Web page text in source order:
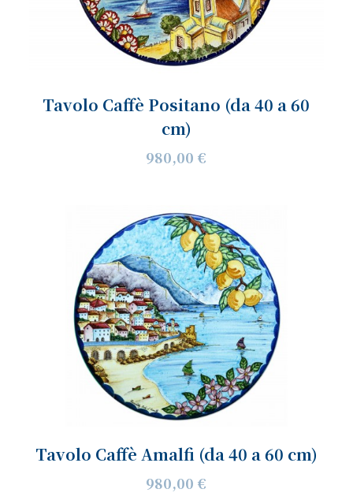
Tavolo Caffè Positano (da 40 a 60
cm)
980,00 €
Tavolo Caffè Amalfi (da 40 a 60 cm)
980,00 €